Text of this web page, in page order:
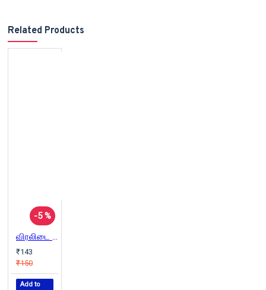
Related Products
-5 %
விரலிடை வெளிச்சம்
₹143
₹150
Add to